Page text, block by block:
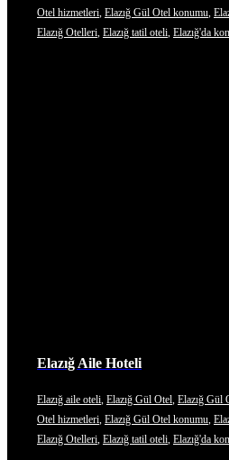
Otel hizmetleri Elazığ Gül Otel konumu
Elazığ Otelleri Elazığ tatil oteli Elazığ'da
Elazığ Aile Hoteli
Elazığ aile oteli, Elazığ Gül Otel, Elazığ Gül
Otel hizmetleri, Elazığ Gül Otel konumu,
Elazığ Otelleri, Elazığ tatil oteli, Elazığ'da